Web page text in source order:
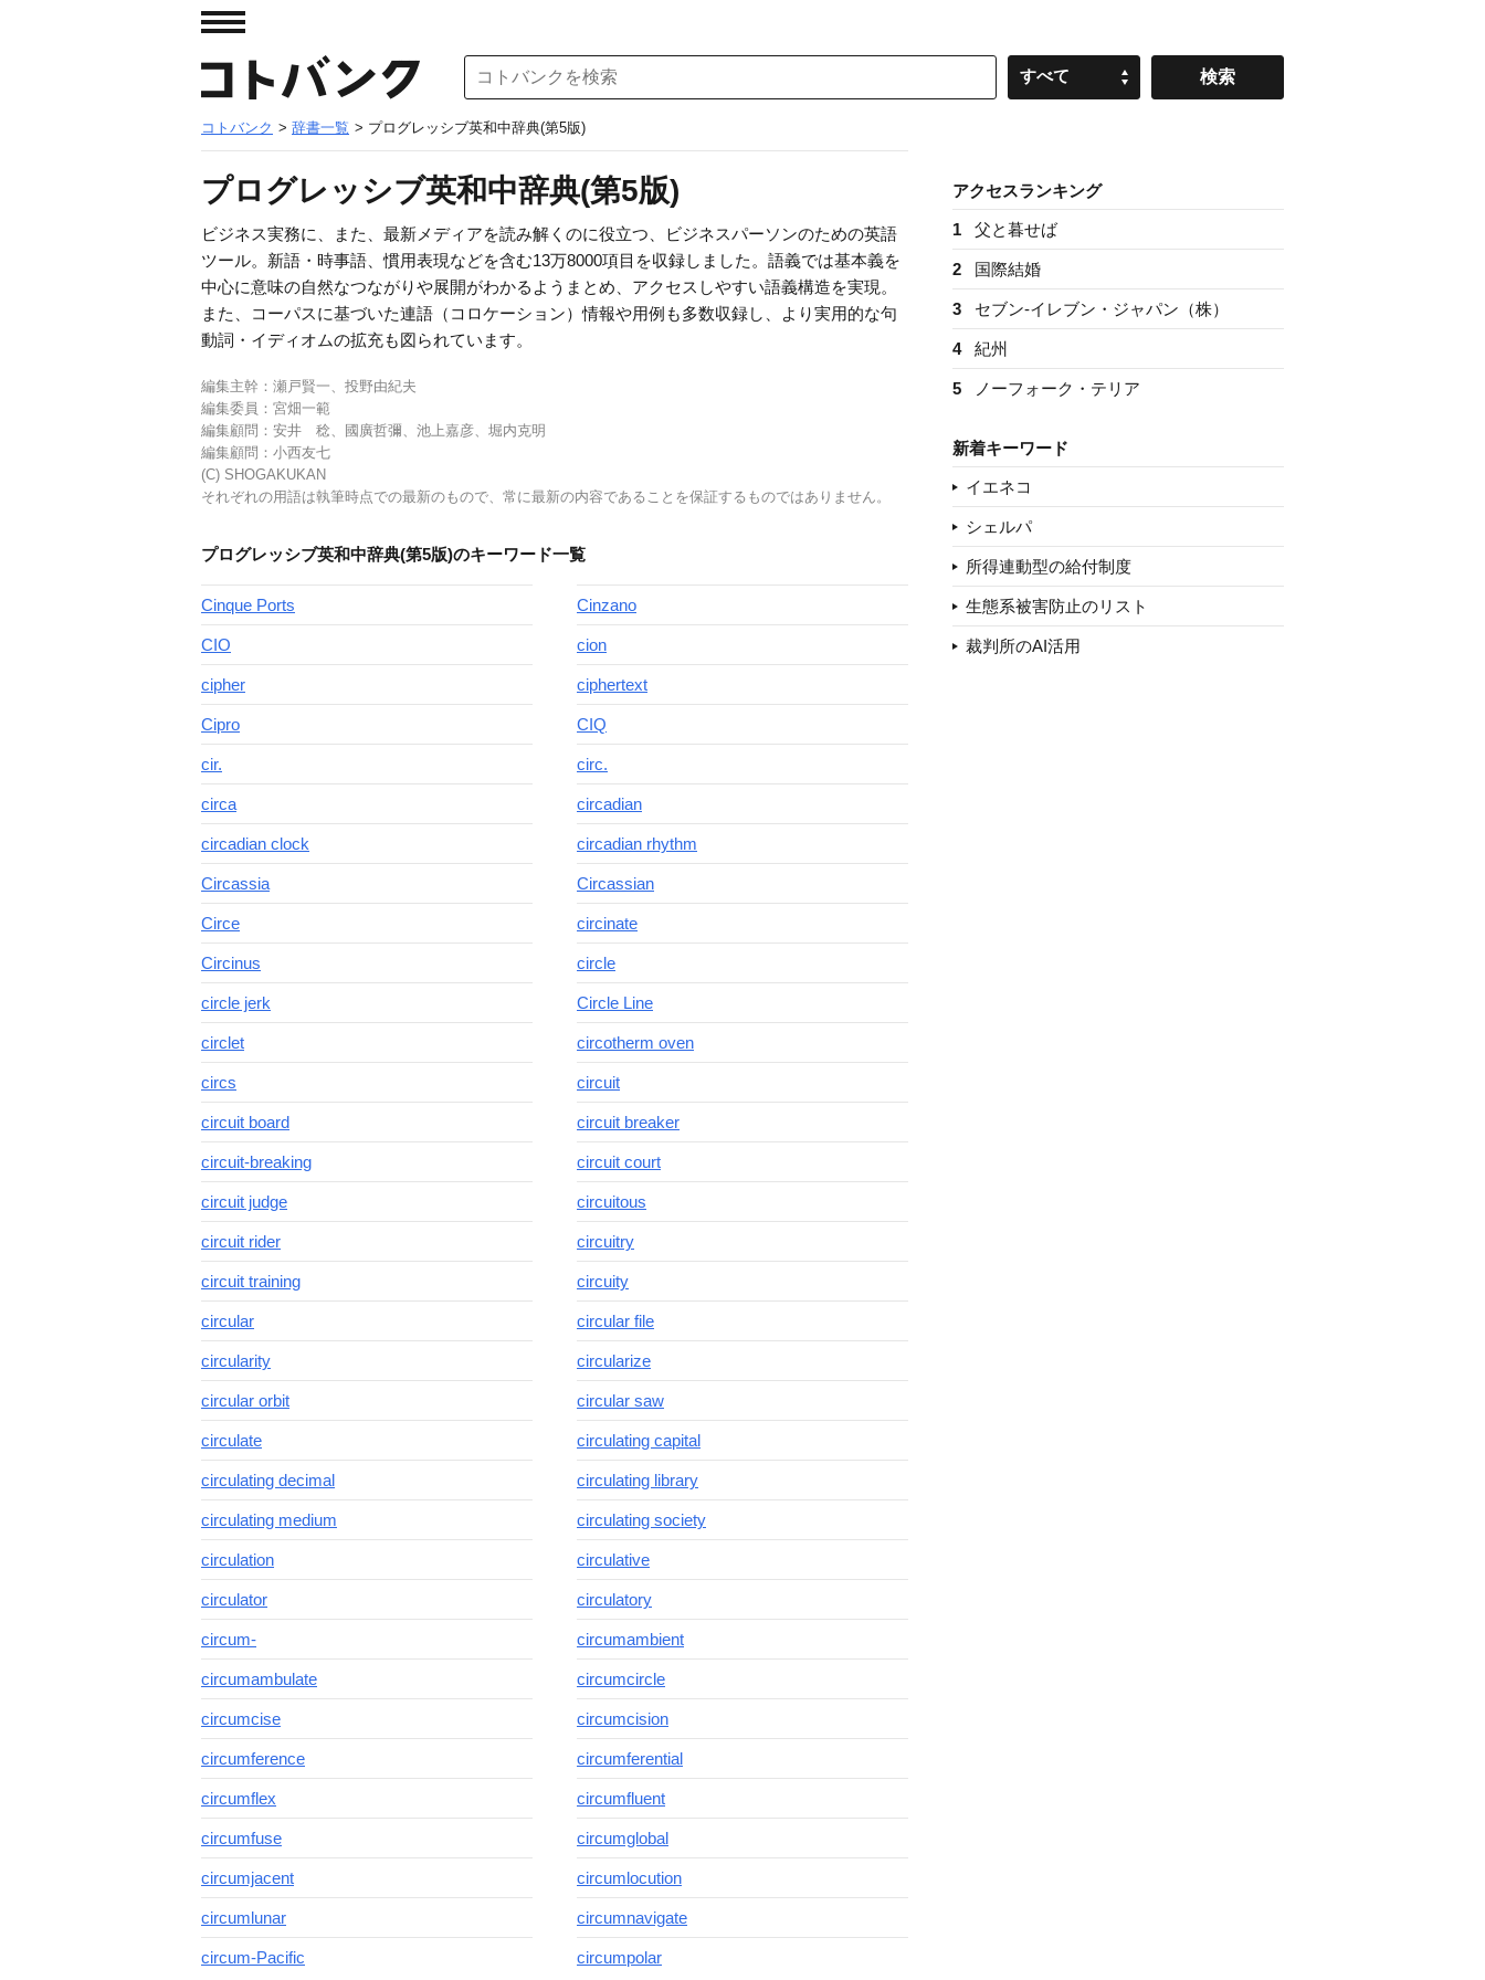
すべて
コトバンク > 辞書一覧 > プログレッシブ英和中辞典(第5版)
プログレッシブ英和中辞典(第5版)
ビジネス実務に、また、最新メディアを読み解くのに役立つ、ビジネスパーソンのための英語
ツール。新語・時事語、慣用表現などを含む13万8000項目を収録しました。語義では基本義を
中心に意味の自然なつながりや展開がわかるようまとめ、アクセスしやすい語義構造を実現。
また、コーパスに基づいた連語（コロケーション）情報や用例も多数収録し、より実用的な句
動詞・イディオムの拡充も図られています。
編集主幹：瀬戸賢一、投野由紀夫
編集委員：宮畑一範
編集顧問：安井 稔、國廣哲彌、池上嘉彦、堀内克明
編集顧問：小西友七
(C) SHOGAKUKAN
それぞれの用語は執筆時点での最新のもので、常に最新の内容であることを保証するものではありません。
プログレッシブ英和中辞典(第5版)のキーワード一覧
Cinque Ports Cinzano
CIO cion
cipher ciphertext
Cipro CIQ
cir. circ.
circa circadian
circadian clock circadian rhythm
Circassia Circassian
Circe circinate
Circinus circle
circle jerk Circle Line
circlet circotherm oven
circs circuit
circuit board circuit breaker
circuit-breaking circuit court
circuit judge circuitous
circuit rider circuitry
circuit training circuity
circular circular file
circularity circularize
circular orbit circular saw
circulate circulating capital
circulating decimal circulating library
circulating medium circulating society
circulation circulative
circulator circulatory
circum- circumambient
circumambulate circumcircle
circumcise circumcision
circumference circumferential
circumflex circumfluent
circumfuse circumglobal
circumjacent circumlocution
circumlunar circumnavigate
circum-Pacific circumpolar
アクセスランキング
1 父と暮せば
2 国際結婚
3 セブン‐イレブン・ジャパン（株）
4 紀州
5 ノーフォーク・テリア
新着キーワード
イエネコ
シェルパ
所得連動型の給付制度
生態系被害防止のリスト
裁判所のAI活用